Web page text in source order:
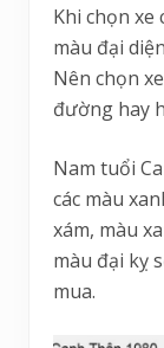
Khi chọn xe
màu đại
Nên chọn
đường hay
Nam tuổi
các màu
xám, màu
màu đại kỵ
mua.